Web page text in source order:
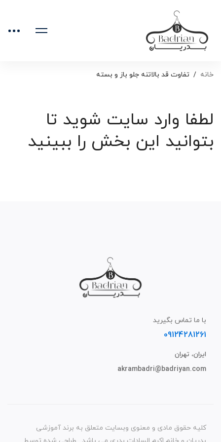
خانه تفاوت قد بالاتنه جلو باز و بسته
لطفا وارد سایت شوید تا
بتوانید این بخش را ببینید
با ما تماس بگیرید
09124281261
ایران، تهران
akrambadri@badriyan.com
کلیه حقوق مادی و معنوی وبسایت متعلق به برند آموزشی